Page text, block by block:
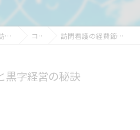
兵庫県神戸市の訪問看護なら訪問看護ステーションゆうなぎ コラム 訪問看護の経費節約と黒字経営の秘訣
黒字経営の秘訣